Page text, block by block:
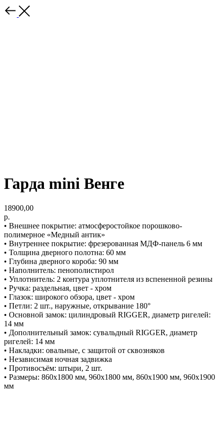
Гарда mini Венге
18900,00
р.
• Внешнее покрытие: атмосферостойкое порошково-
полимерное «Медный антик»
• Внутреннее покрытие: фрезерованная МДФ-панель 6 мм
• Толщина дверного полотна: 60 мм
• Глубина дверного короба: 90 мм
• Наполнитель: пенополистирол
• Уплотнитель: 2 контура уплотнителя из вспененной резины
• Ручка: раздельная, цвет - хром
• Глазок: широкого обзора, цвет - хром
• Петли: 2 шт., наружные, открывание 180°
• Основной замок: цилиндровый RIGGER, диаметр ригелей:
14 мм
• Дополнительный замок: сувальдный RIGGER, диаметр
ригелей: 14 мм
• Накладки: овальные, с защитой от сквозняков
• Независимая ночная задвижка
• Противосъём: штыри, 2 шт.
• Размеры: 860х1800 мм, 960х1800 мм, 860х1900 мм, 960х1900
мм